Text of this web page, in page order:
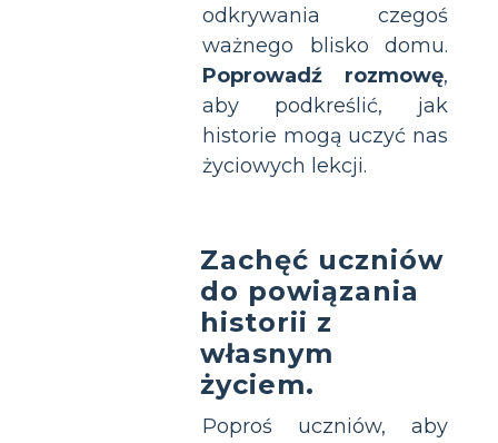
odkrywania czegoś
ważnego blisko domu.
Poprowadź rozmowę,
aby podkreślić, jak
historie mogą uczyć nas
życiowych lekcji.
Zachęć uczniów
do powiązania
historii z
własnym
życiem.
Poproś uczniów, aby